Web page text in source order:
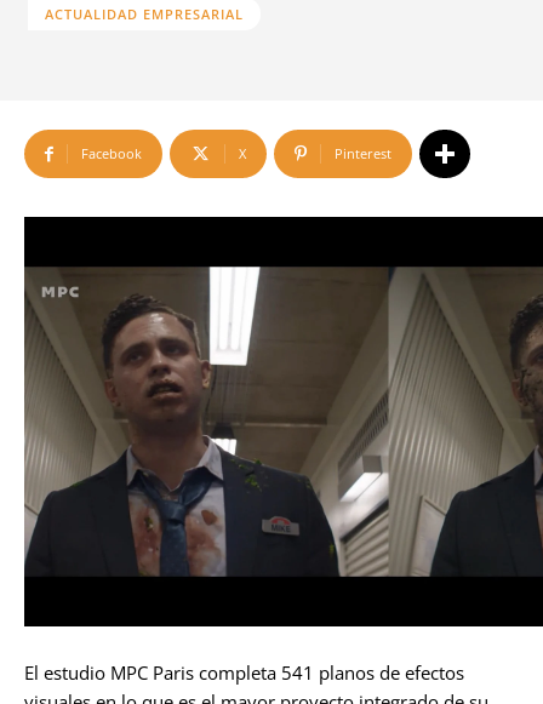
ACTUALIDAD EMPRESARIAL
Facebook X Pinterest
El estudio MPC Paris completa 541 planos de efectos